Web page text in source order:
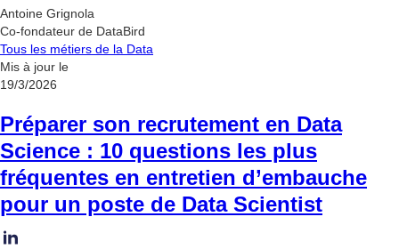
Antoine Grignola
Co-fondateur de DataBird
Tous les métiers de la Data
Mis à jour le
19/3/2026
Préparer son recrutement en Data
Science : 10 questions les plus
fréquentes en entretien d’embauche
pour un poste de Data Scientist